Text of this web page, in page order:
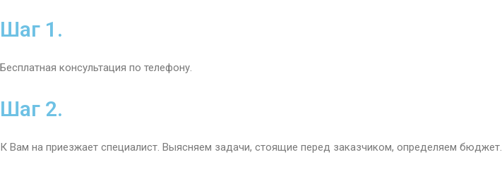
Шаг 1.
Бесплатная консультация по телефону.
Шаг 2.
К Вам на приезжает специалист. Выясняем задачи, стоящие перед заказчиком, определяем бюджет.